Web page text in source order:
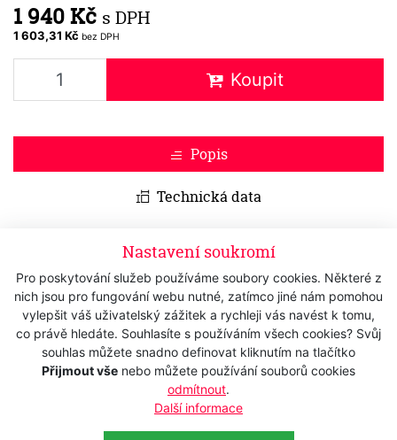
Nastavení soukromí
Pro poskytování služeb používáme soubory cookies. Některé z
nich jsou pro fungování webu nutné, zatímco jiné nám pomohou
vylepšit váš uživatelský zážitek a rychleji vás navést k tomu,
co právě hledáte. Souhlasíte s používáním všech cookies? Svůj
souhlas můžete snadno definovat kliknutím na tlačítko
Přijmout vše nebo můžete používání souborů cookies
odmítnout.
Další informace
1 940 Kč s DPH
1 603,31 Kč bez DPH
Koupit
Popis
Technická data
WAHL Ultimate Optional 02374-516
Střihací hlaviceWAHLřadyULTIMATEjsou nejnovější
modely střihacích hlavic. Jsou celokovové a vyznačují se
precizní výrobou z vysoce kvalitní oceli s naprosto přesným
výbrusem. Díky nové optimalizaci geometrie zoubků a
přesnosti výroby jsou vysoce výkonné a umožňují střihat
prakticky jakoukoliv srst - jemnou i velmi hrubou, dlouhou a